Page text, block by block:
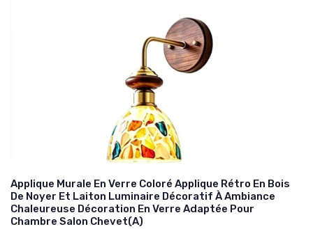
Applique Murale En Verre Coloré Applique Rétro En Bois
De Noyer Et Laiton Luminaire Décoratif À Ambiance
Chaleureuse Décoration En Verre Adaptée Pour
Chambre Salon Chevet(A)